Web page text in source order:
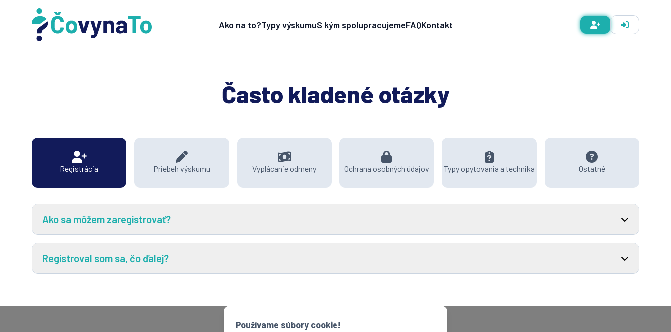
Ako na to?Typy výskumuS kým spolupracujemeFAQKontakt
Často kladené otázky
Registrácia Priebeh výskumu Vyplácanie odmeny Ochrana osobných údajov Typy opytovania a technika Ostatné
Ako sa môžem zaregistrovať?
Registroval som sa, čo ďalej?
Používame súbory cookie!